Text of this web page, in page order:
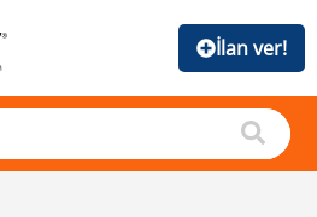
İlan ver!